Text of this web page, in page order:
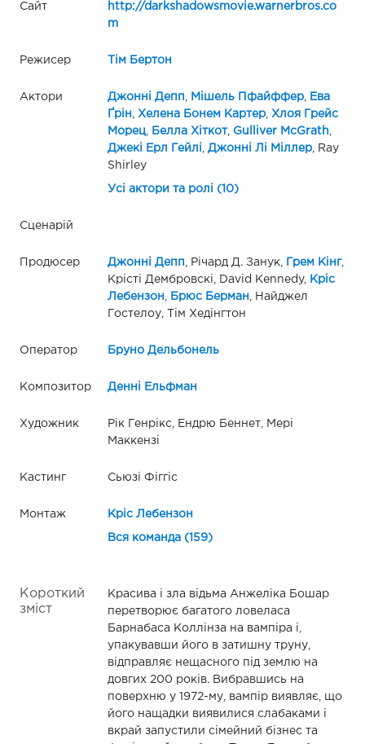
Сайт
http://darkshadowsmovie.warnerbros.co
m
Режисер Тім Бертон
Актори Джонні Депп Мішель Пфайффер,
Ева
Ґрін
Хелена Бонем Картер,
Хлоя Грейс
Морец, Белла Хіткот, Gulliver McGrath
Джекі Ерл Гейлі
Джонні Лі Міллер, Ray
Shirley
Усі актори та ролі (10)
Сценарій
Продюсер Джонні Депп , Річард Д. Занук, Грем Кінг,
Крісті Дембровскі, David Kennedy,
Кріс
Лебензон
Брюс Берман , Найджел
Гостелоу, Тім Хедінгтон
Оператор Бруно Дельбонель
Композитор Денні Ельфман
Художник
Рік Генрікс, Ендрю Беннет, Мері
Маккензі
Кастинг Сьюзі Фіггіс
Монтаж Кріс Лебензон
Вся команда (159)
Короткий
зміст
Красива і зла відьма Анжеліка Бошар
перетворює багатого ловеласа
Барнабаса Коллінза на вампіра і,
упакувавши його в затишну труну,
відправляє нещасного під землю на
довгих 200 років. Вибравшись на
поверхню у 1972-му, вампір виявляє, що
його нащадки виявилися слабаками і
вкрай запустили сімейний бізнес та